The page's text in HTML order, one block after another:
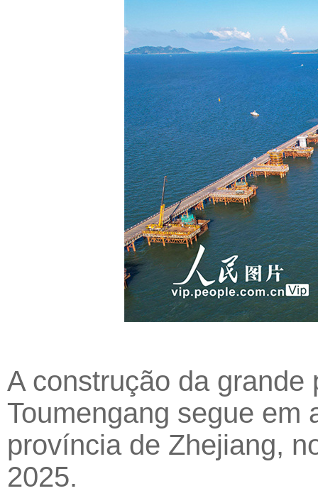
A construção da
Toumengang segue em
província de Zhejiang,
2025.